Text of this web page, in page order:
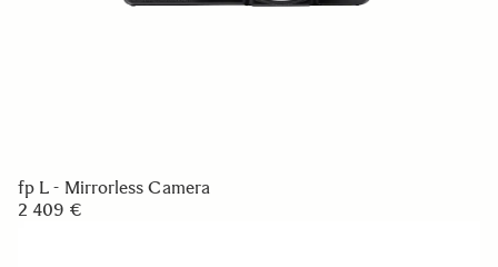
fp L - Mirrorless Camera
2 409 €